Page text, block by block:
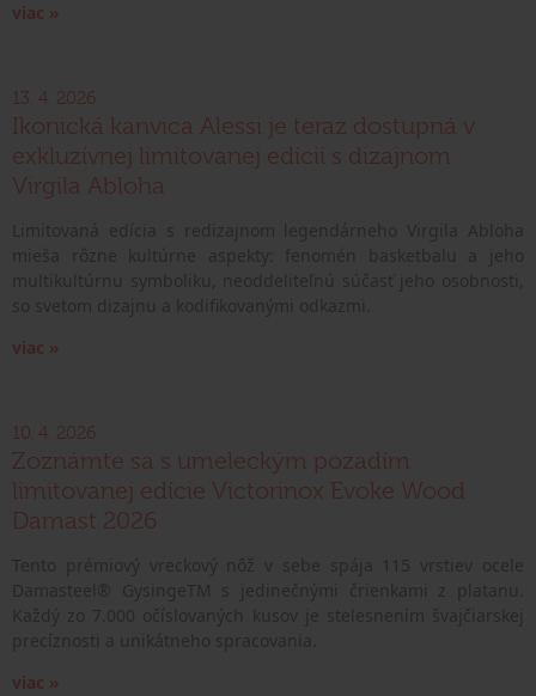
viac »
13. 4. 2026
Ikonická kanvica Alessi je teraz dostupná v
exkluzívnej limitovanej edícii s dizajnom
Virgila Abloha
viac »
10. 4. 2026
Zoznámte sa s umeleckým pozadím
limitovanej edície Victorinox Evoke Wood
Damast 2026
viac »